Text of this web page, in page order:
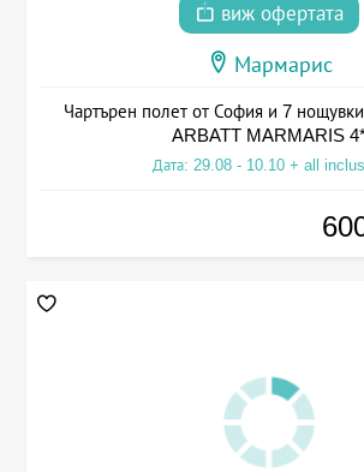
виж офертата
Мармарис
Чартърен полет от София и 7
ARBATT MARMARIS
Дата: 29.08 - 10.10 + all